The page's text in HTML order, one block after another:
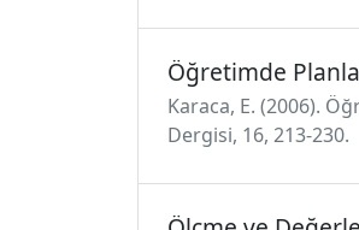
Öğretimde
Karaca, E. (2006).
Dergisi, 16, 213-230.